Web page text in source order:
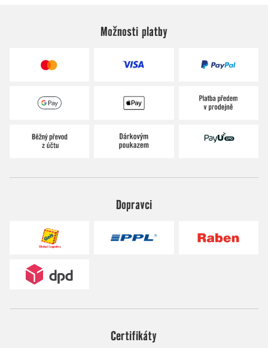
Možnosti platby
Dopravci
Certifikáty